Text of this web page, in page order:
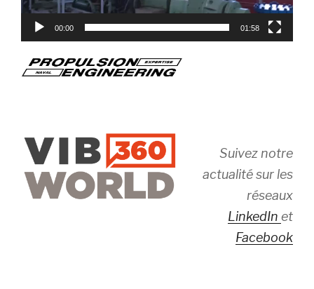
00:00 01:58
Suivez notre
actualité sur les
réseaux
LinkedIn et
Facebook